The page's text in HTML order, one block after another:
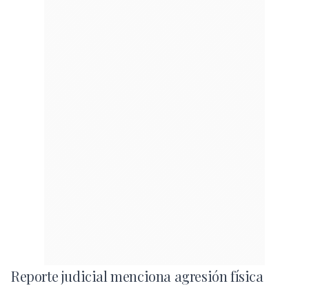
Reporte judicial menciona agresión física